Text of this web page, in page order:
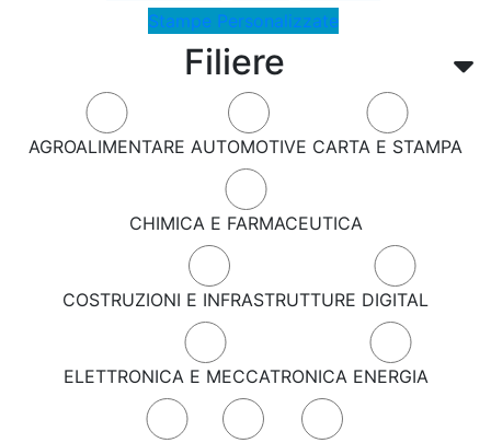
Filiere
AGROALIMENTARE AUTOMOTIVE CARTA E STAMPA
CHIMICA E FARMACEUTICA
COSTRUZIONI E INFRASTRUTTURE DIGITAL
ELETTRONICA E MECCATRONICA ENERGIA
Stampe Personalizzate